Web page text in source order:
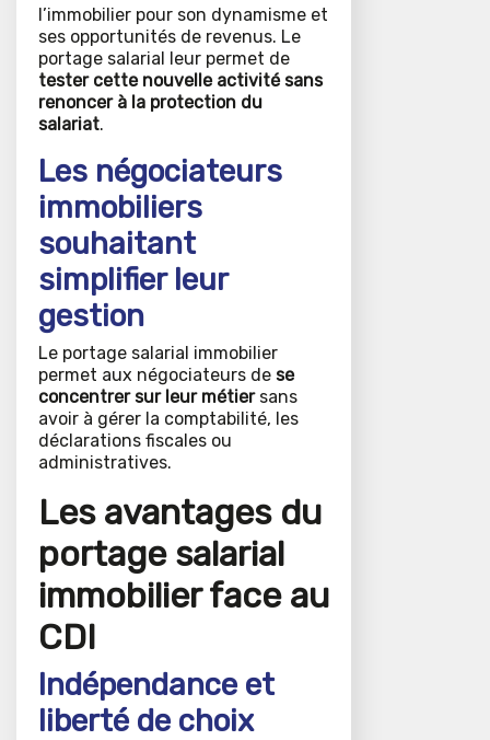
l’immobilier pour son dynamisme et
ses opportunités de revenus. Le
portage salarial leur permet de
tester cette nouvelle activité sans
renoncer à la protection du
salariat.
Les négociateurs
immobiliers
souhaitant
simplifier leur
gestion
Le portage salarial immobilier
permet aux négociateurs de se
concentrer sur leur métiersans
avoir à gérer la comptabilité, les
déclarations fiscales ou
administratives.
Les avantages du
portage salarial
immobilier face au
CDI
Indépendance et
liberté de choix